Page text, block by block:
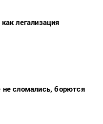
легализация
сломались, борются